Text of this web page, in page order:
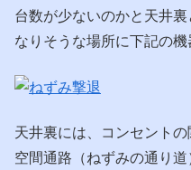
台数が少ないのかと天井
なりそうな場所に下記の機
天井裏には、コンセント
空間通路（ねずみの通り道